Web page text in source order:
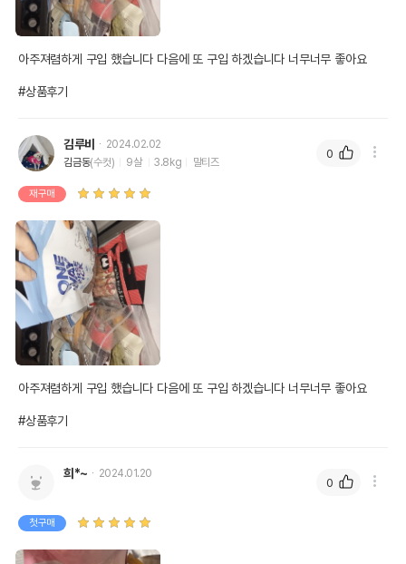
아주져렴하게 구입 했습니다 다음에 또 구입 하겠습니다 너무너무 좋아요
#상품후기
김루비
2024.02.02
김금동(수컷) 9살 3.8kg 말티즈
재구매
아주져렴하게 구입 했습니다 다음에 또 구입 하겠습니다 너무너무 좋아요
#상품후기
0
희*~ 2024.01.20
첫구매
0